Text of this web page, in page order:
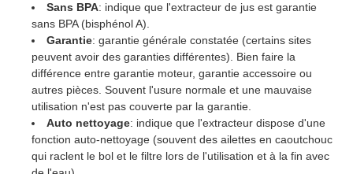
Sans BPA: indique que l'extracteur de jus est garantie
sans BPA (bisphénol A).
Garantie: garantie générale constatée (certains sites
peuvent avoir des garanties différentes). Bien faire la
différence entre garantie moteur, garantie accessoire ou
autres pièces. Souvent l'usure normale et une mauvaise
utilisation n'est pas couverte par la garantie.
Auto nettoyage: indique que l'extracteur dispose d'une
fonction auto-nettoyage (souvent des ailettes en caoutchouc
qui raclent le bol et le filtre lors de l'utilisation et à la fin avec